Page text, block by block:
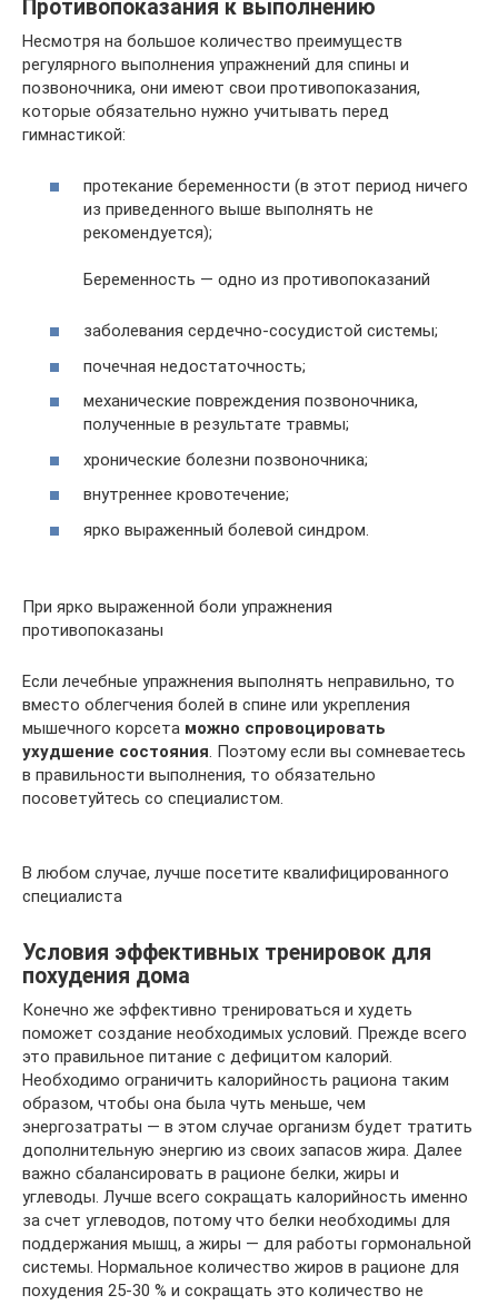
Противопоказания к выполнению
Несмотря на большое количество преимуществ
регулярного выполнения упражнений для спины и
позвоночника, они имеют свои противопоказания,
которые обязательно нужно учитывать перед
гимнастикой:
протекание беременности (в этот период ничего
из приведенного выше выполнять не
рекомендуется);
Беременность — одно из противопоказаний
заболевания сердечно-сосудистой системы;
почечная недостаточность;
механические повреждения позвоночника,
полученные в результате травмы;
хронические болезни позвоночника;
внутреннее кровотечение;
ярко выраженный болевой синдром.
При ярко выраженной боли упражнения
противопоказаны
Если лечебные упражнения выполнять неправильно, то
вместо облегчения болей в спине или укрепления
мышечного корсета можно спровоцировать
ухудшение состояния . Поэтому если вы сомневаетесь
в правильности выполнения, то обязательно
посоветуйтесь со специалистом.
В любом случае, лучше посетите квалифицированного
специалиста
Условия эффективных тренировок для
похудения дома
Конечно же эффективно тренироваться и худеть
поможет создание необходимых условий. Прежде всего
это правильное питание с дефицитом калорий.
Необходимо ограничить калорийность рациона таким
образом, чтобы она была чуть меньше, чем
энергозатраты — в этом случае организм будет тратить
дополнительную энергию из своих запасов жира. Далее
важно сбалансировать в рационе белки, жиры и
углеводы. Лучше всего сокращать калорийность именно
за счет углеводов, потому что белки необходимы для
поддержания мышц, а жиры — для работы гормональной
системы. Нормальное количество жиров в рационе для
похудения 25-30 % и сокращать это количество не